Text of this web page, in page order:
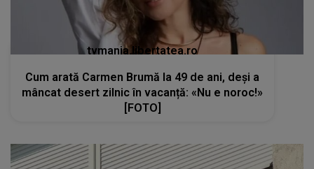
tvmania.libertatea.ro
Cum arată Carmen Brumă la 49 de ani, deși a
mâncat desert zilnic în vacanță: «Nu e noroc!»
[FOTO]